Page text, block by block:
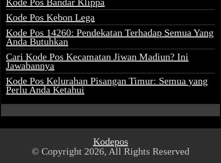
Kode Pos Kebon Lega
Kode Pos 14260: Pendekatan Terhadap Semua Yang
Anda Butuhkan
Cari Kode Pos Kecamatan Jiwan Madiun? Ini
Jawabannya
Kode Pos Kelurahan Pisangan Timur: Semua yang
Perlu Anda Ketahui
Kodepos
© Copyright 2026, All Rights Reserved